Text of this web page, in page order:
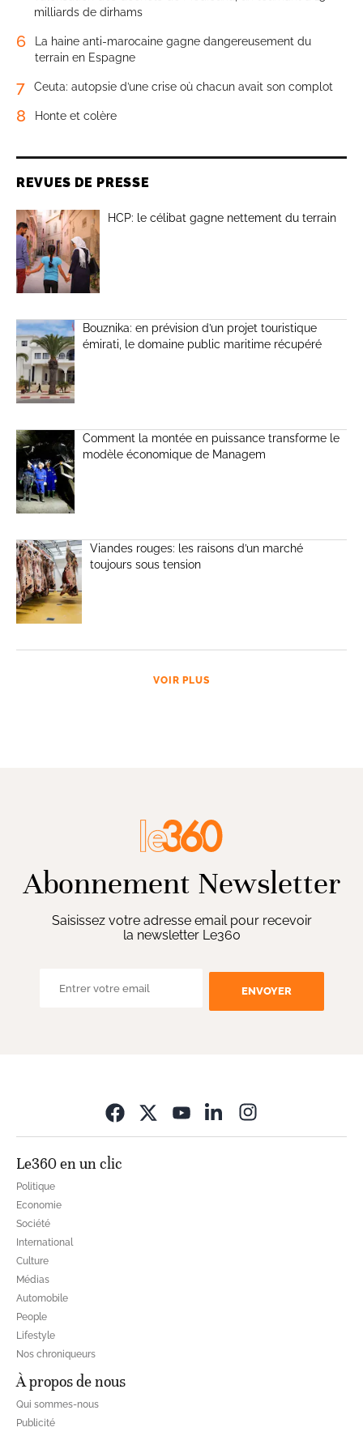
milliards de dirhams
6
La haine anti-marocaine gagne dangereusement du
terrain en Espagne
7 Ceuta: autopsie d’une crise où chacun avait son complot
8 Honte et colère
REVUES DE PRESSE
HCP: le célibat gagne nettement du terrain
Bouznika: en prévision d’un projet touristique
émirati, le domaine public maritime récupéré
Comment la montée en puissance transforme le
modèle économique de Managem
Viandes rouges: les raisons d’un marché
toujours sous tension
VOIR PLUS
Abonnement Newsletter
Saisissez votre adresse email pour recevoir
la newsletter Le360
ENVOYER
Le360 en un clic
Politique
Economie
Société
International
Culture
Médias
Automobile
People
Lifestyle
Nos chroniqueurs
À propos de nous
Qui sommes-nous
Publicité